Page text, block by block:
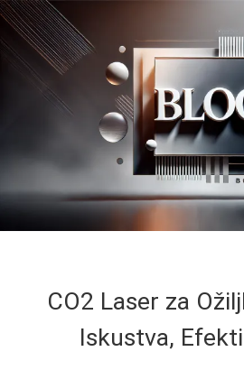
CO2 Laser za
Iskustva,